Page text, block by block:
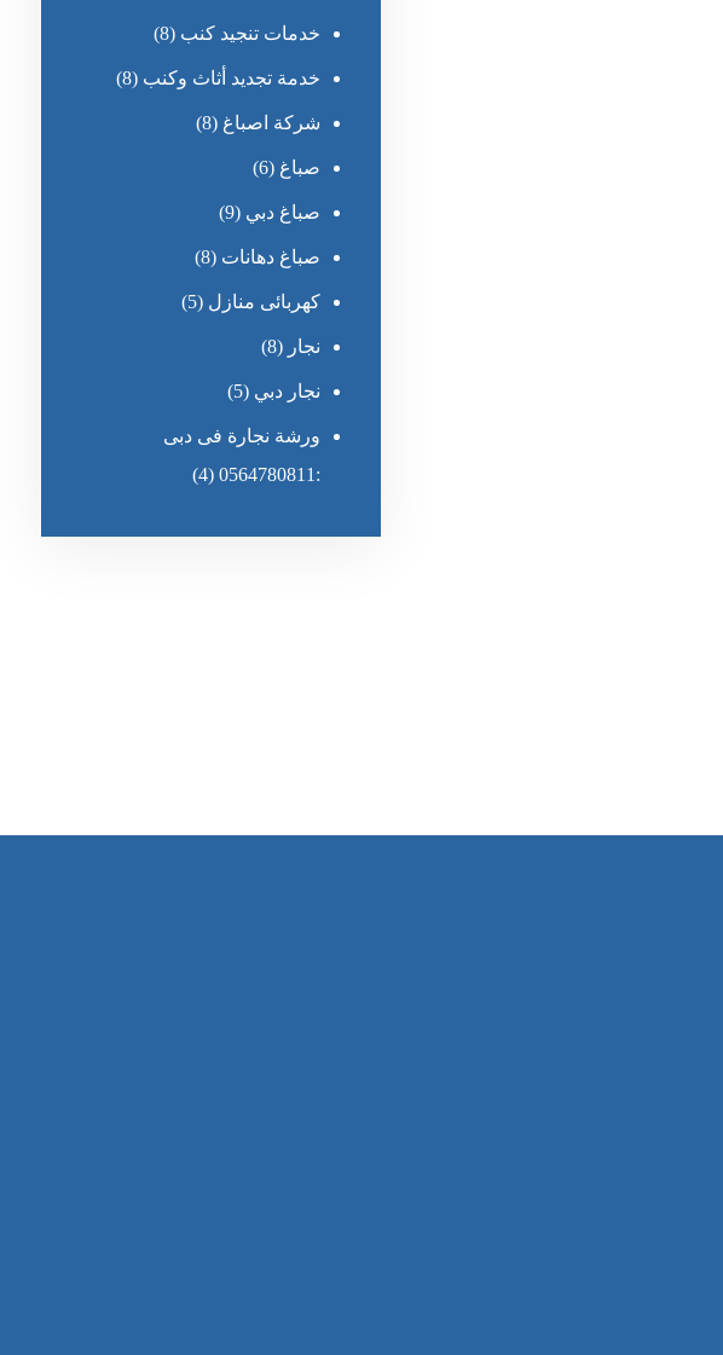
خدمات تنجيد كنب (8)
خدمة تجديد أثاث وكنب (8)
شركة اصباغ (8)
صباغ (6)
صباغ دبي (9)
صباغ دهانات (8)
كهربائى منازل (5)
نجار (8)
نجار دبي (5)
ورشة نجارة فى دبى
:0564780811
(4)